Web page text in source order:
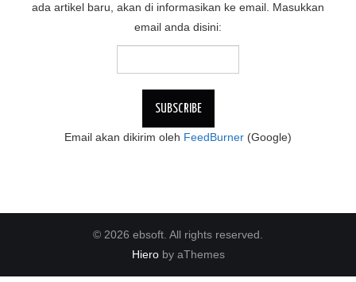
ada artikel baru, akan di informasikan ke email. Masukkan
email anda disini:
Email akan dikirim oleh FeedBurner (Google)
© 2026 ebsoft. All rights reserved.
Hieroby aThemes